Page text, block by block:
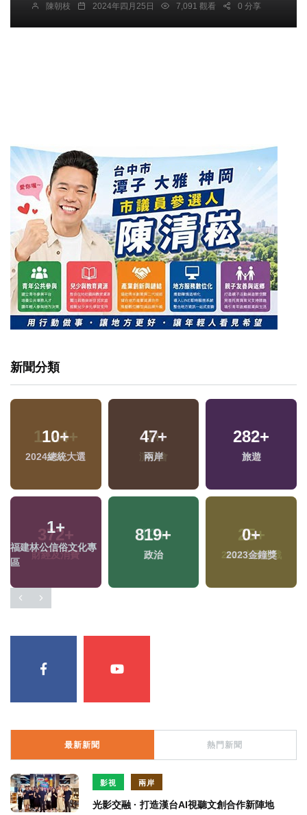
陳朝枝 2024年四月25日 7,091 觀看 0 分享
新聞分類
10+
2024總統大選
47+
兩岸
282+
旅遊
1+
福建林公信俗文化專
區
819+
政治
0+
2023金鐘獎
最新新聞 熱門新聞
影視 兩岸
光影交融 · 打造漢台AI視聽文創合作新陣地